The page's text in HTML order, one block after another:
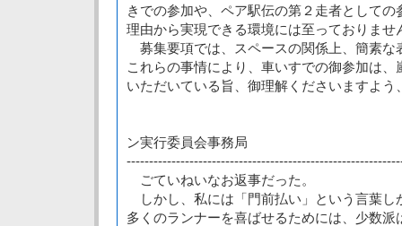
きでの参加や、ペア駅伝の第２走者として
理由から実現できる環境には至っておりませ
募集要項では、スペースの関係上、簡素な
これらの事情により、車いすでの御参加は
いただいている旨、御理解くださいますよう
ン実行委員会事務局
ごていねいなお返事だった。
しかし、私には「門前払い」という言葉し
多くのランナーを喜ばせるためには、少数派